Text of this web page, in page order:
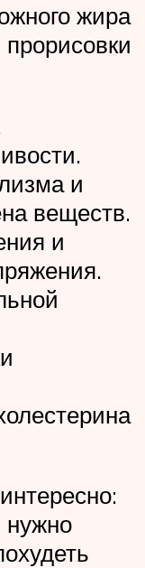
жира
и
веществ.
и
нужно